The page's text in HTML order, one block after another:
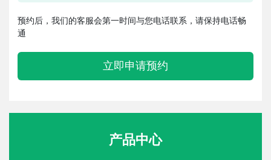
预约后，我们的客服会第一时间与您电话联系，请保持电话畅
通
立即申请预约
产品中心